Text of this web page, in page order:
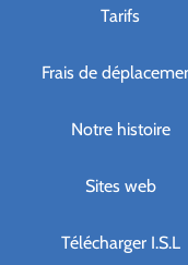
Tarifs
Frais de
Notre histoire
Sites web
Télécharger I.S.L